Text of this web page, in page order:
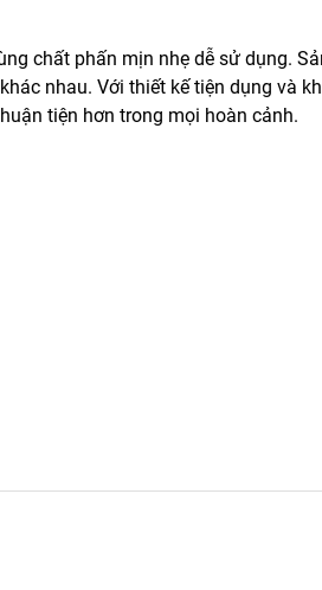
chất phấn mịn nhẹ dễ sử dụng.
nhau. Với thiết kế tiện dụng và
tiện hơn trong mọi hoàn cảnh.